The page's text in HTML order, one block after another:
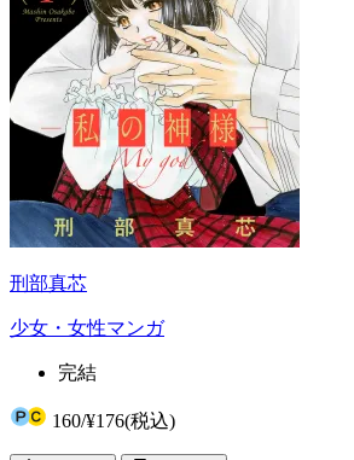
刑部真芯
少女・女性マンガ
完結
160/¥176(税込)